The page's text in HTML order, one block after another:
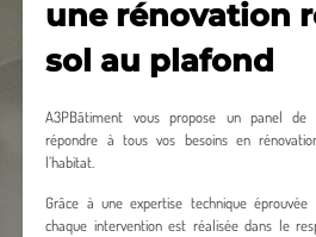
une rénovation
sol au plafond
A3PBâtiment vous propose un panel de
répondre à tous vos besoins en
l’habitat.
Grâce à une expertise technique
chaque intervention est réalisée dans le